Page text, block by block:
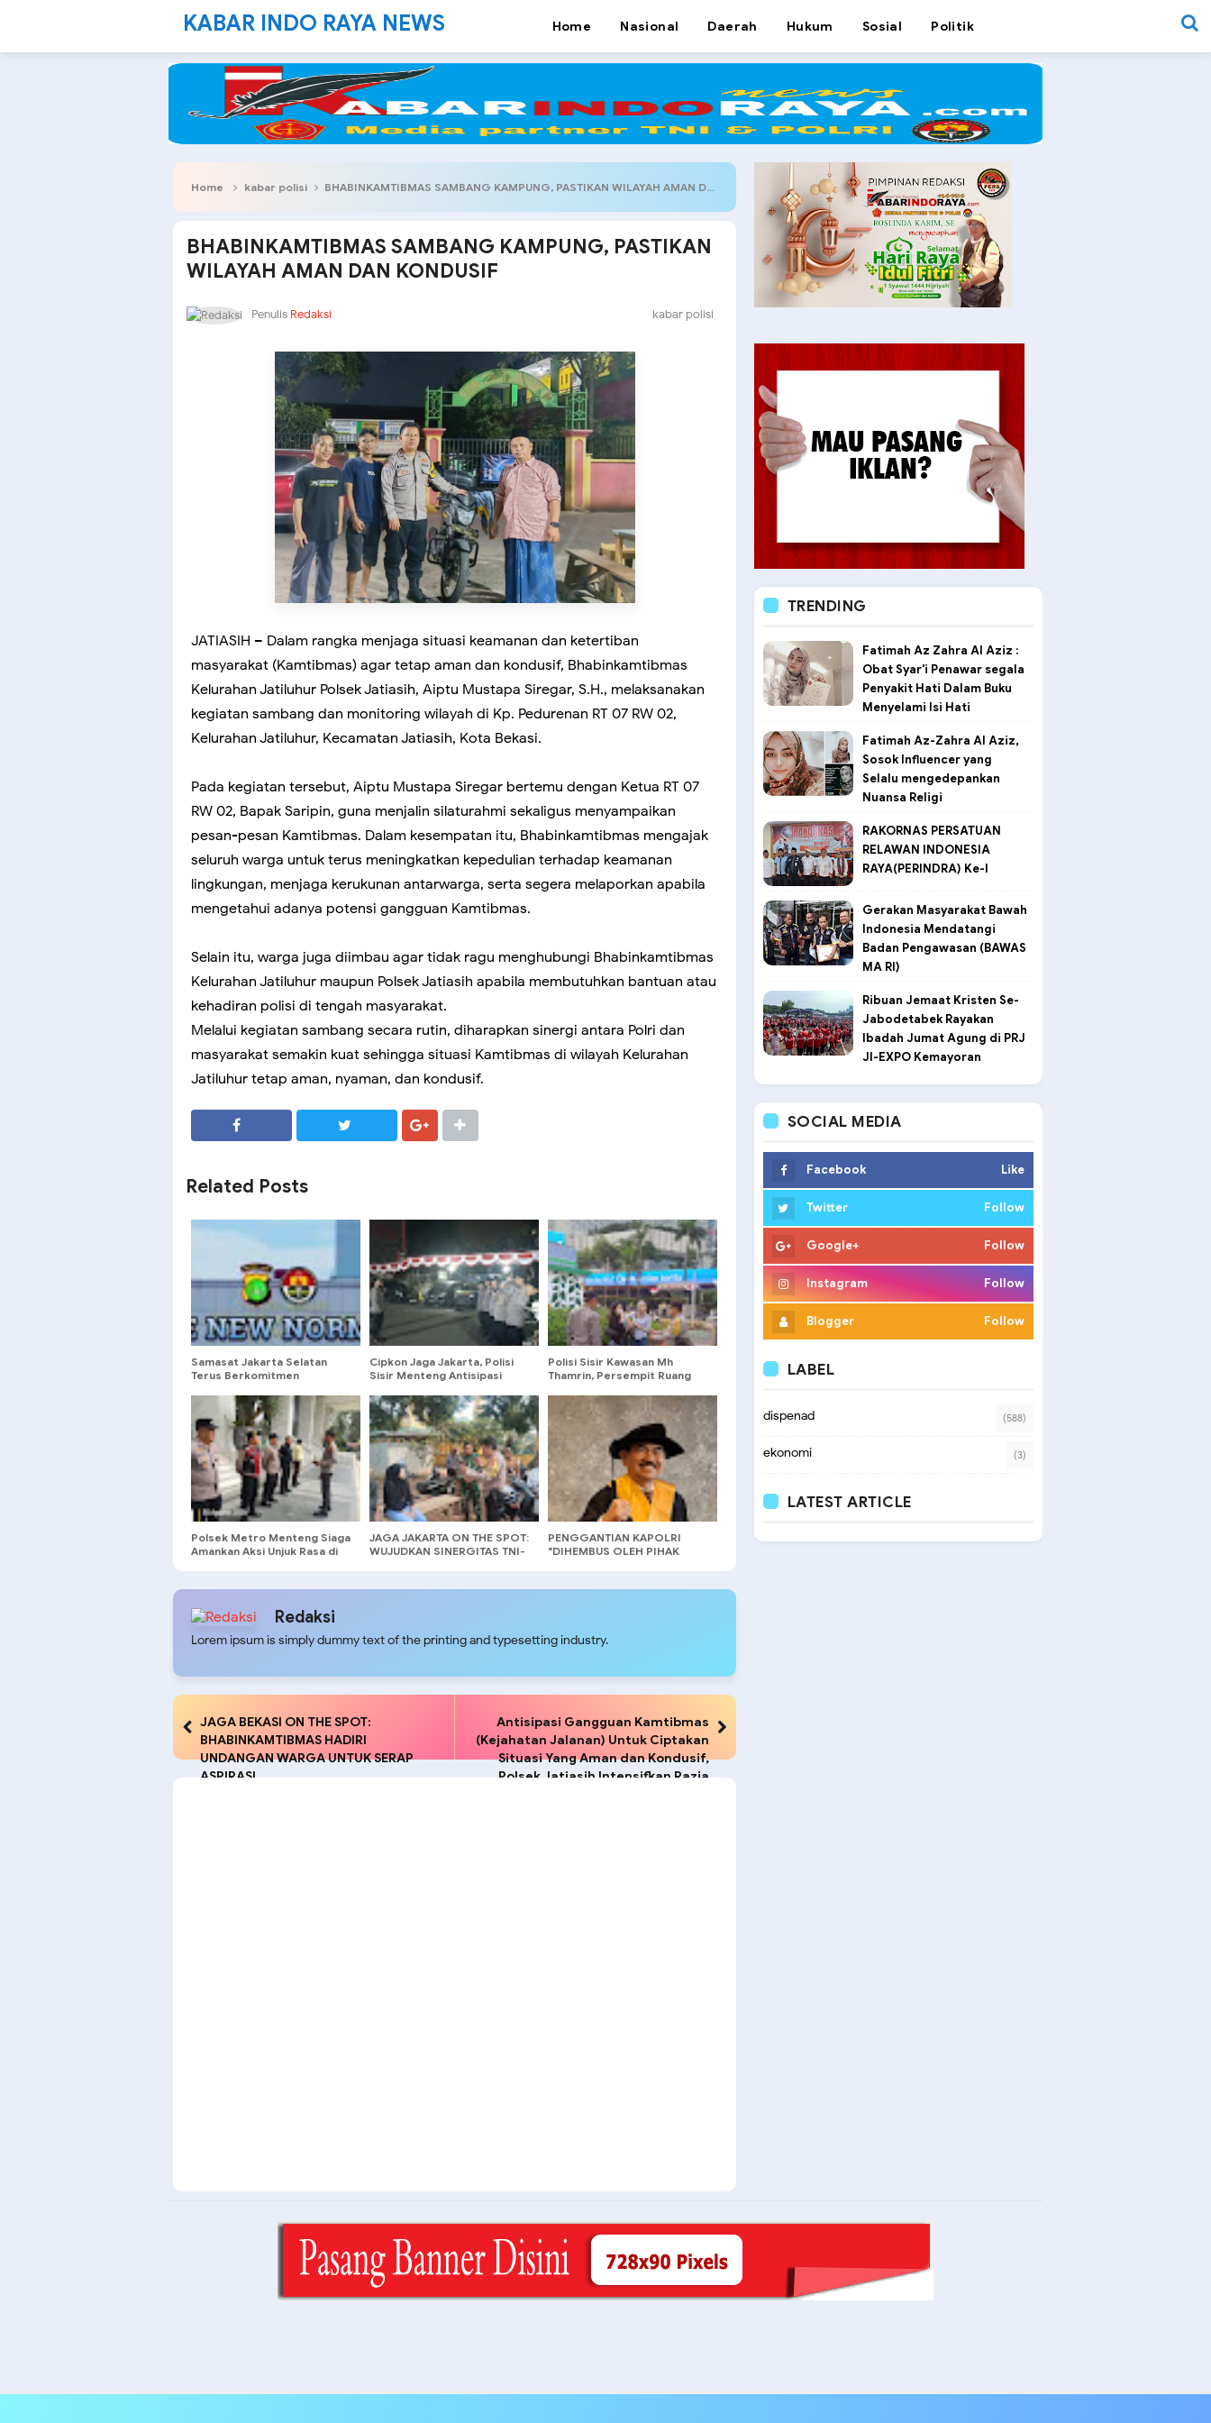
KABAR INDO RAYA NEWS Home Nasional Daerah Hukum Sosial Politik
Home kabar polisi BHABINKAMTIBMAS SAMBANG KAMPUNG, PASTIKAN WILAYAH AMAN DAN KONDUSIF
BHABINKAMTIBMAS SAMBANG KAMPUNG, PASTIKAN
WILAYAH AMAN DAN KONDUSIF
Penulis Redaksi kabar polisi
JATIASIH – Dalam rangka menjaga situasi keamanan dan ketertiban
masyarakat (Kamtibmas) agar tetap aman dan kondusif, Bhabinkamtibmas
Kelurahan Jatiluhur Polsek Jatiasih, Aiptu Mustapa Siregar, S.H., melaksanakan
kegiatan sambang dan monitoring wilayah di Kp. Pedurenan RT 07 RW 02,
Kelurahan Jatiluhur, Kecamatan Jatiasih, Kota Bekasi.
Pada kegiatan tersebut, Aiptu Mustapa Siregar bertemu dengan Ketua RT 07
RW 02, Bapak Saripin, guna menjalin silaturahmi sekaligus menyampaikan
pesan-pesan Kamtibmas. Dalam kesempatan itu, Bhabinkamtibmas mengajak
seluruh warga untuk terus meningkatkan kepedulian terhadap keamanan
lingkungan, menjaga kerukunan antarwarga, serta segera melaporkan apabila
mengetahui adanya potensi gangguan Kamtibmas.
Selain itu, warga juga diimbau agar tidak ragu menghubungi Bhabinkamtibmas
Kelurahan Jatiluhur maupun Polsek Jatiasih apabila membutuhkan bantuan atau
kehadiran polisi di tengah masyarakat.
Melalui kegiatan sambang secara rutin, diharapkan sinergi antara Polri dan
masyarakat semakin kuat sehingga situasi Kamtibmas di wilayah Kelurahan
Jatiluhur tetap aman, nyaman, dan kondusif.
Related Posts
Samasat Jakarta Selatan
Terus Berkomitmen
Atap 24 Jam
untukPengurusan
Administrasi kendaraan
BermotorUntuk Roda Dua
dan Roda Empat.
Cipkon Jaga Jakarta, Polisi
Sisir Menteng Antisipasi
Malam
Polisi Sisir Kawasan Mh
Thamrin, Persempit Ruang
Polsek Metro Menteng Siaga
Amankan Aksi Unjuk Rasa di
JAGA JAKARTA ON THE SPOT:
WUJUDKAN SINERGITAS TNI-
PENGGANTIAN KAPOLRI
"DIHEMBUS OLEH PIHAK
Redaksi
Lorem ipsum is simply dummy text of the printing and typesetting industry.
JAGA BEKASI ON THE SPOT:
BHABINKAMTIBMAS HADIRI
UNDANGAN WARGA UNTUK SERAP
ASPIRASI
Antisipasi Gangguan Kamtibmas
(Kejahatan Jalanan) Untuk Ciptakan
Situasi Yang Aman dan Kondusif,
Polsek Jatiasih Intensifkan Razia
TRENDING
Fatimah Az Zahra Al Aziz :
Obat Syar'i Penawar segala
Penyakit Hati Dalam Buku
Menyelami Isi Hati
Fatimah Az-Zahra Al Aziz,
Sosok Influencer yang
Selalu mengedepankan
Nuansa Religi
RAKORNAS PERSATUAN
RELAWAN INDONESIA
RAYA(PERINDRA) Ke-I
Gerakan Masyarakat Bawah
Indonesia Mendatangi
Badan Pengawasan (BAWAS
MA RI)
Ribuan Jemaat Kristen Se-
Jabodetabek Rayakan
Ibadah Jumat Agung di PRJ
JI-EXPO Kemayoran
SOCIAL MEDIA
Facebook Like
Twitter Follow
Google+ Follow
Instagram Follow
Blogger Follow
LABEL
dispenad (588)
ekonomi (3)
LATEST ARTICLE